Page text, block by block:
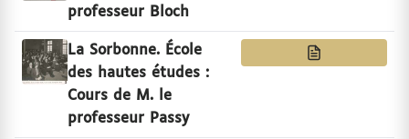
professeur Bloch
La Sorbonne. École
des hautes études :
Cours de M. le
professeur Passy